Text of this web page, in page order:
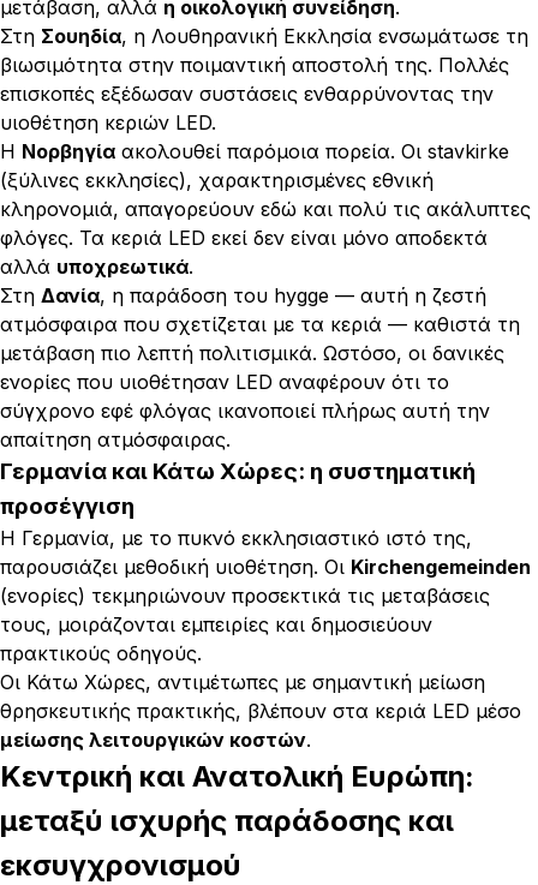
μετάβαση, αλλά η οικολογική συνείδηση.
Στη Σουηδία, η Λουθηρανική Εκκλησία ενσωμάτωσε τη
βιωσιμότητα στην ποιμαντική αποστολή της. Πολλές
επισκοπές εξέδωσαν συστάσεις ενθαρρύνοντας την
υιοθέτηση κεριών LED.
Η Νορβηγία ακολουθεί παρόμοια πορεία. Οι stavkirke
(ξύλινες εκκλησίες), χαρακτηρισμένες εθνική
κληρονομιά, απαγορεύουν εδώ και πολύ τις ακάλυπτες
φλόγες. Τα κεριά LED εκεί δεν είναι μόνο αποδεκτά
αλλά υποχρεωτικά.
Στη Δανία, η παράδοση του hygge — αυτή η ζεστή
ατμόσφαιρα που σχετίζεται με τα κεριά — καθιστά τη
μετάβαση πιο λεπτή πολιτισμικά. Ωστόσο, οι δανικές
ενορίες που υιοθέτησαν LED αναφέρουν ότι το
σύγχρονο εφέ φλόγας ικανοποιεί πλήρως αυτή την
απαίτηση ατμόσφαιρας.
Γερμανία και Κάτω Χώρες: η συστηματική
προσέγγιση
Η Γερμανία, με το πυκνό εκκλησιαστικό ιστό της,
παρουσιάζει μεθοδική υιοθέτηση. Οι Kirchengemeinden
(ενορίες) τεκμηριώνουν προσεκτικά τις μεταβάσεις
τους, μοιράζονται εμπειρίες και δημοσιεύουν
πρακτικούς οδηγούς.
Οι Κάτω Χώρες, αντιμέτωπες με σημαντική μείωση
θρησκευτικής πρακτικής, βλέπουν στα κεριά LED μέσο
μείωσης λειτουργικών κοστών.
Κεντρική και Ανατολική Ευρώπη:
μεταξύ ισχυρής παράδοσης και
εκσυγχρονισμού